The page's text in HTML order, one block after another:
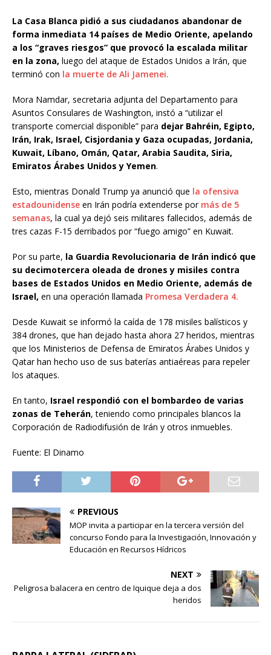
La Casa Blanca pidió a sus ciudadanos abandonar de
forma inmediata 14 países de Medio Oriente, apelando
a los “graves riesgos” que provocó la escalada militar
en la zona, luego del ataque de Estados Unidos a Irán, que
terminó con la muerte de Ali Jamenei.
Mora Namdar, secretaria adjunta del Departamento para
Asuntos Consulares de Washington, instó a “utilizar el
transporte comercial disponible” para dejar Bahréin, Egipto,
Irán, Irak, Israel, Cisjordania y Gaza ocupadas, Jordania,
Kuwait, Líbano, Omán, Qatar, Arabia Saudita, Siria,
Emiratos Árabes Unidos y Yemen.
Esto, mientras Donald Trump ya anunció que la ofensiva
estadounidense en Irán podría extenderse por más de 5
semanas, la cual ya dejó seis militares fallecidos, además de
tres cazas F-15 derribados por “fuego amigo” en Kuwait.
Por su parte, la Guardia Revolucionaria de Irán indicó que
su decimotercera oleada de drones y misiles contra
bases de Estados Unidos en Medio Oriente, además de
Israel, en una operación llamada Promesa Verdadera 4.
Desde Kuwait se informó la caída de 178 misiles balísticos y
384 drones, que han dejado hasta ahora 27 heridos, mientras
que los Ministerios de Defensa de Emiratos Árabes Unidos y
Qatar han hecho uso de sus baterías antiaéreas para repeler
los ataques.
En tanto, Israel respondió con el bombardeo de varias
zonas de Teherán, teniendo como principales blancos la
Corporación de Radiodifusión de Irán y otros inmuebles.
Fuente: El Dinamo
PREVIOUS
MOP invita a participar en la tercera versión del
concurso Fondo para la Investigación, Innovación y
Educación en Recursos Hídricos
NEXT
Peligrosa balacera en centro de Iquique deja a dos
heridos